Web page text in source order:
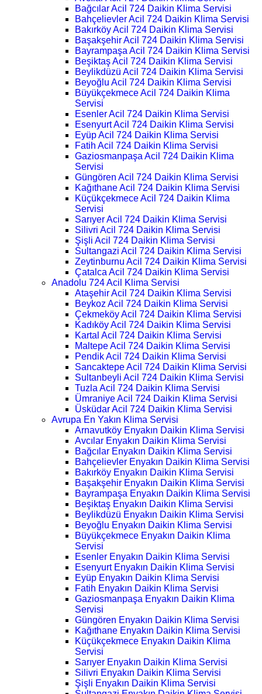
Bağcılar Acil 724 Daikin Klima Servisi
Bahçelievler Acil 724 Daikin Klima Servisi
Bakırköy Acil 724 Daikin Klima Servisi
Başakşehir Acil 724 Daikin Klima Servisi
Bayrampaşa Acil 724 Daikin Klima Servisi
Beşiktaş Acil 724 Daikin Klima Servisi
Beylikdüzü Acil 724 Daikin Klima Servisi
Beyoğlu Acil 724 Daikin Klima Servisi
Büyükçekmece Acil 724 Daikin Klima
Servisi
Esenler Acil 724 Daikin Klima Servisi
Esenyurt Acil 724 Daikin Klima Servisi
Eyüp Acil 724 Daikin Klima Servisi
Fatih Acil 724 Daikin Klima Servisi
Gaziosmanpaşa Acil 724 Daikin Klima
Servisi
Güngören Acil 724 Daikin Klima Servisi
Kağıthane Acil 724 Daikin Klima Servisi
Küçükçekmece Acil 724 Daikin Klima
Servisi
Sarıyer Acil 724 Daikin Klima Servisi
Silivri Acil 724 Daikin Klima Servisi
Şişli Acil 724 Daikin Klima Servisi
Sultangazi Acil 724 Daikin Klima Servisi
Zeytinburnu Acil 724 Daikin Klima Servisi
Çatalca Acil 724 Daikin Klima Servisi
Anadolu 724 Acil Klima Servisi
Ataşehir Acil 724 Daikin Klima Servisi
Beykoz Acil 724 Daikin Klima Servisi
Çekmeköy Acil 724 Daikin Klima Servisi
Kadıköy Acil 724 Daikin Klima Servisi
Kartal Acil 724 Daikin Klima Servisi
Maltepe Acil 724 Daikin Klima Servisi
Pendik Acil 724 Daikin Klima Servisi
Sancaktepe Acil 724 Daikin Klima Servisi
Sultanbeyli Acil 724 Daikin Klima Servisi
Tuzla Acil 724 Daikin Klima Servisi
Ümraniye Acil 724 Daikin Klima Servisi
Üsküdar Acil 724 Daikin Klima Servisi
Avrupa En Yakın Klima Servisi
Arnavutköy Enyakın Daikin Klima Servisi
Avcılar Enyakın Daikin Klima Servisi
Bağcılar Enyakın Daikin Klima Servisi
Bahçelievler Enyakın Daikin Klima Servisi
Bakırköy Enyakın Daikin Klima Servisi
Başakşehir Enyakın Daikin Klima Servisi
Bayrampaşa Enyakın Daikin Klima Servisi
Beşiktaş Enyakın Daikin Klima Servisi
Beylikdüzü Enyakın Daikin Klima Servisi
Beyoğlu Enyakın Daikin Klima Servisi
Büyükçekmece Enyakın Daikin Klima
Servisi
Esenler Enyakın Daikin Klima Servisi
Esenyurt Enyakın Daikin Klima Servisi
Eyüp Enyakın Daikin Klima Servisi
Fatih Enyakın Daikin Klima Servisi
Gaziosmanpaşa Enyakın Daikin Klima
Servisi
Güngören Enyakın Daikin Klima Servisi
Kağıthane Enyakın Daikin Klima Servisi
Küçükçekmece Enyakın Daikin Klima
Servisi
Sarıyer Enyakın Daikin Klima Servisi
Silivri Enyakın Daikin Klima Servisi
Şişli Enyakın Daikin Klima Servisi